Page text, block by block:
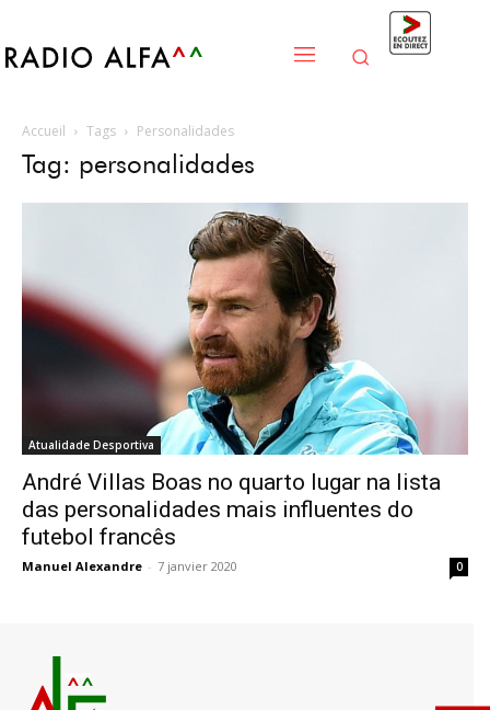
Accueil Tags Personalidades
Tag: personalidades
Atualidade Desportiva
André Villas Boas no quarto lugar na lista
das personalidades mais influentes do
futebol francês
Manuel Alexandre - 7 janvier 2020 0